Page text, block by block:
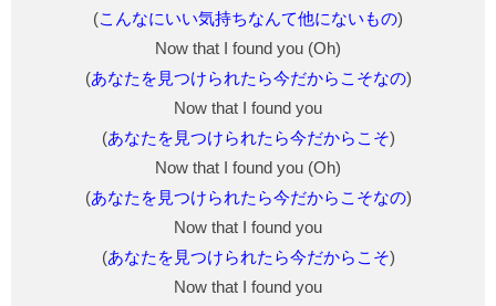
(こんなにいい気持ちなんて他にないもの)
Now that I found you (Oh)
(あなたを見つけられたら今だからこそなの)
Now that I found you
(あなたを見つけられたら今だからこそ)
Now that I found you (Oh)
(あなたを見つけられたら今だからこそなの)
Now that I found you
(あなたを見つけられたら今だからこそ)
Now that I found you